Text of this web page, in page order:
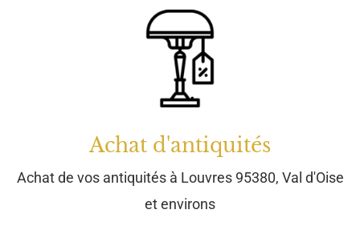
Achat d'antiquités
Achat de vos antiquités à Louvres 95380, Val d'Oise
et environs